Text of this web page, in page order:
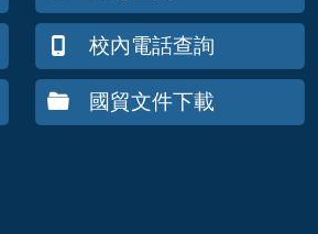
校內電話查詢
國貿文件下載